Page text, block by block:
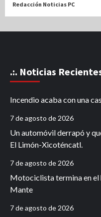
Redacción Noticias PC
.:. Noticias
Incendio acaba con una
7 de agosto de 2026
Un automóvil derrapó y
El Limón-Xicoténcatl.
7 de agosto de 2026
Motociclista termina en el
Mante
7 de agosto de 2026